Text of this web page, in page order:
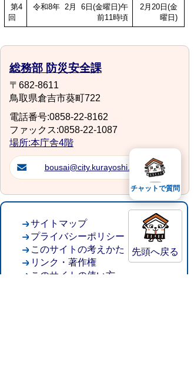
第4
回
令和8年 2月 6日(金曜日)午
前11時頃
2月20日(金
曜日)
総務部 防災安全課
〒682-8611
鳥取県倉吉市葵町722
電話番号:0858-22-8162
ファックス:0858-22-1087
場所:本庁舎4階
bousai@city.kurayoshi.lg.jp
先頭へ戻る
サイトマップ
プライバシーポリシー
このサイトの考えかた
リンク・著作権
このサイトの使い方
チャットで質問